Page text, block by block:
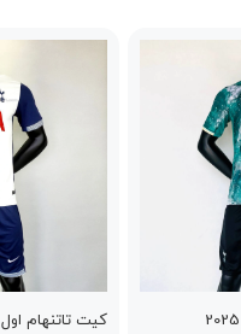
کیت تاتنهام اول 2025